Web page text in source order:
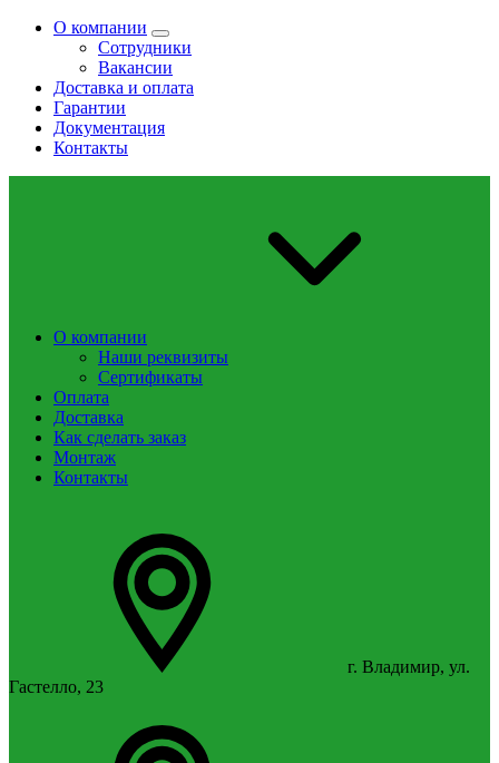
О компании
Сотрудники
Вакансии
Доставка и оплата
Гарантии
Документация
Контакты
О компании
Наши реквизиты
Сертификаты
Оплата
Доставка
Как сделать заказ
Монтаж
Контакты
г. Владимир, ул.
Гастелло, 23